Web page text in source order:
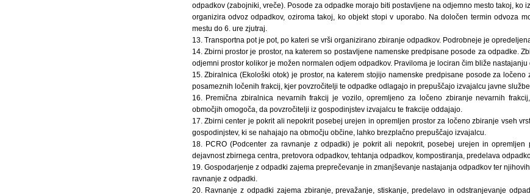
odpadkov (zabojniki, vreče). Posode za odpadke morajo biti postavljene na odjemno mesto takoj, ko
organizira odvoz odpadkov, oziroma takoj, ko objekt stopi v uporabo. Na določen termin odvoza
mestu do 6. ure zjutraj.
13. Transportna pot je pot, po kateri se vrši organizirano zbiranje odpadkov. Podrobneje je
14. Zbirni prostor je prostor, na katerem so postavljene namenske predpisane posode za odpadke.
odjemni prostor kolikor je možen normalen odjem odpadkov. Praviloma je lociran čim bliže nastajanju
15. Zbiralnica (Ekološki otok) je prostor, na katerem stojijo namenske predpisane posode za
posameznih ločenih frakcij, kjer povzročitelji te odpadke odlagajo in prepuščajo izvajalcu javne službe.
16. Premična zbiralnica nevarnih frakcij je vozilo, opremljeno za ločeno zbiranje nevarnih
območjih omogoča, da povzročitelji iz gospodinjstev izvajalcu te frakcije oddajajo.
17. Zbirni center je pokrit ali nepokrit posebej urejen in opremljen prostor za ločeno zbiranje vseh
gospodinjstev, ki se nahajajo na območju občine, lahko brezplačno prepuščajo izvajalcu.
18. PCRO (Podcenter za ravnanje z odpadki) je pokrit ali nepokrit, posebej urejen in opremljen
dejavnost zbirnega centra, pretovora odpadkov, tehtanja odpadkov, kompostiranja, predelava
19. Gospodarjenje z odpadki zajema preprečevanje in zmanjševanje nastajanja odpadkov ter
ravnanje z odpadki.
20. Ravnanje z odpadki zajema zbiranje, prevažanje, stiskanje, predelavo in odstranjevanje